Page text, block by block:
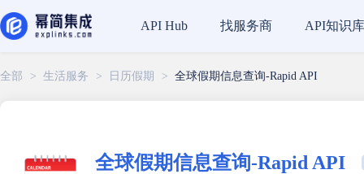
API Hub 找服务商 API知识库
全部 > 生活服务 > 日历假期 > 全球假期信息查询-Rapid API
全球假期信息查询-Rapid API